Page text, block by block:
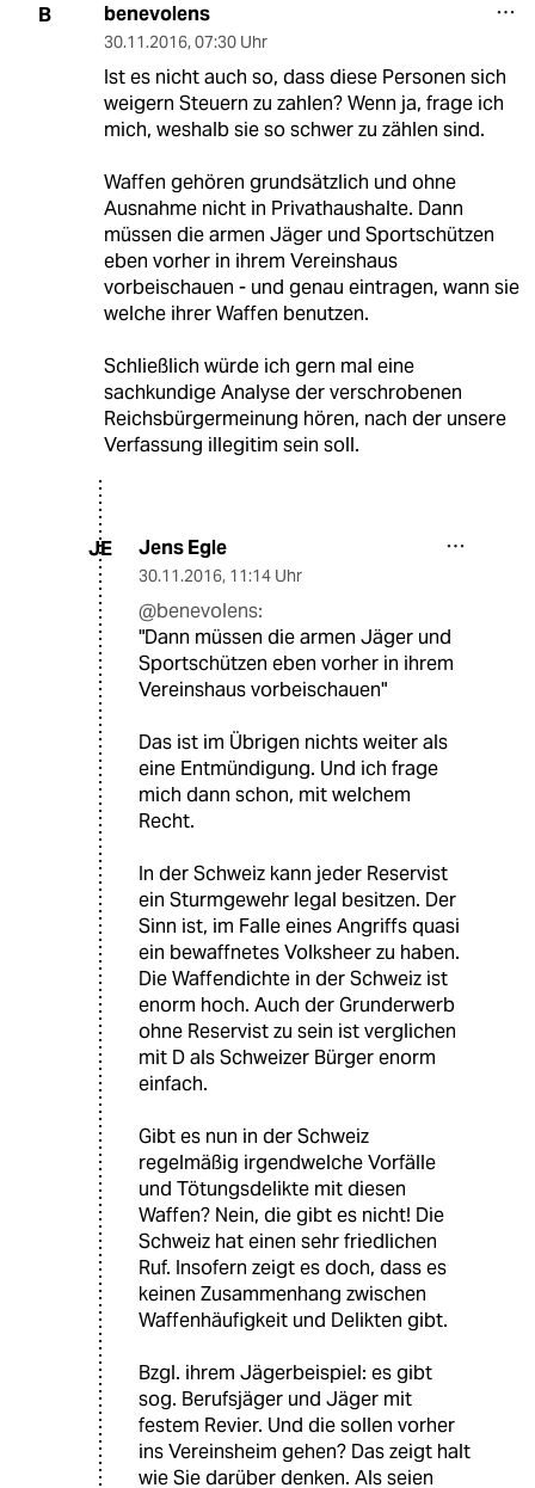
B benevolens
30.11.2016, 07:30 Uhr
Ist es nicht auch so, dass diese Personen sich
weigern Steuern zu zahlen? Wenn ja, frage ich
mich, weshalb sie so schwer zu zählen sind.
Waffen gehören grundsätzlich und ohne
Ausnahme nicht in Privathaushalte. Dann
müssen die armen Jäger und Sportschützen
eben vorher in ihrem Vereinshaus
vorbeischauen - und genau eintragen, wann sie
welche ihrer Waffen benutzen.
Schließlich würde ich gern mal eine
sachkundige Analyse der verschrobenen
Reichsbürgermeinung hören, nach der unsere
Verfassung illegitim sein soll.
JE Jens Egle
30.11.2016, 11:14 Uhr
@benevolens:
"Dann müssen die armen Jäger und
Sportschützen eben vorher in ihrem
Vereinshaus vorbeischauen"
Das ist im Übrigen nichts weiter als
eine Entmündigung. Und ich frage
mich dann schon, mit welchem
Recht.
In der Schweiz kann jeder Reservist
ein Sturmgewehr legal besitzen. Der
Sinn ist, im Falle eines Angriffs quasi
ein bewaffnetes Volksheer zu haben.
Die Waffendichte in der Schweiz ist
enorm hoch. Auch der Grunderwerb
ohne Reservist zu sein ist verglichen
mit D als Schweizer Bürger enorm
einfach.
Gibt es nun in der Schweiz
regelmäßig irgendwelche Vorfälle
und Tötungsdelikte mit diesen
Waffen? Nein, die gibt es nicht! Die
Schweiz hat einen sehr friedlichen
Ruf. Insofern zeigt es doch, dass es
keinen Zusammenhang zwischen
Waffenhäufigkeit und Delikten gibt.
Bzgl. ihrem Jägerbeispiel: es gibt
sog. Berufsjäger und Jäger mit
festem Revier. Und die sollen vorher
ins Vereinsheim gehen? Das zeigt halt
wie Sie darüber denken. Als seien